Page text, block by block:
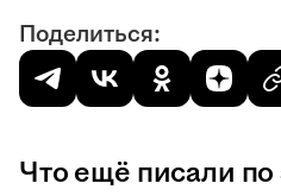
Поделиться:
Что ещё писали по